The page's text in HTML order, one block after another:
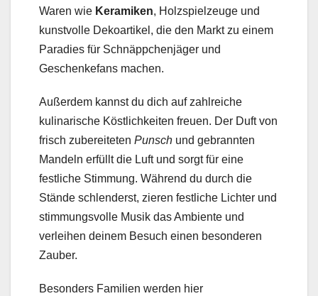
Waren wie Keramiken, Holzspielzeuge und
kunstvolle Dekoartikel, die den Markt zu einem
Paradies für Schnäppchenjäger und
Geschenkefans machen.
Außerdem kannst du dich auf zahlreiche
kulinarische Köstlichkeiten freuen. Der Duft von
frisch zubereiteten Punsch und gebrannten
Mandeln erfüllt die Luft und sorgt für eine
festliche Stimmung. Während du durch die
Stände schlenderst, zieren festliche Lichter und
stimmungsvolle Musik das Ambiente und
verleihen deinem Besuch einen besonderen
Zauber.
Besonders Familien werden hier